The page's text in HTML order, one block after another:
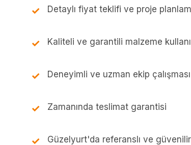
Detaylı fiyat teklifi ve proje
Kaliteli ve garantili malzeme
Deneyimli ve uzman ekip çalışması
Zamanında teslimat garantisi
Güzelyurt'da referanslı ve